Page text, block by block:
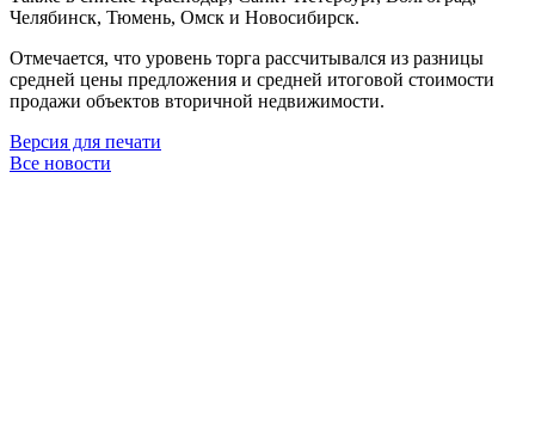
Челябинск, Тюмень, Омск и Новосибирск.
Отмечается, что уровень торга рассчитывался из разницы
средней цены предложения и средней итоговой стоимости
продажи объектов вторичной недвижимости.
Версия для печати
Все новости